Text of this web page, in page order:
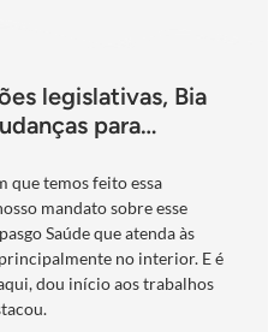
legislativas, Bia
para
que temos feito essa
mandato sobre esse
Saúde que atenda às
no interior. E é
dou início aos trabalhos